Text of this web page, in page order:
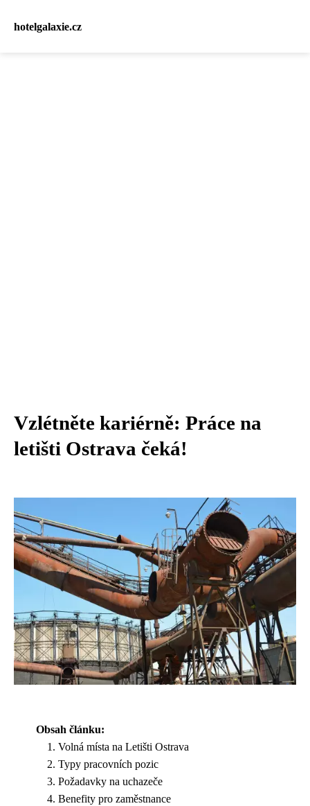
hotelgalaxie.cz
Vzlétněte kariérně: Práce na
letišti Ostrava čeká!
Obsah článku:
Volná místa na Letišti Ostrava
Typy pracovních pozic
Požadavky na uchazeče
Benefity pro zaměstnance